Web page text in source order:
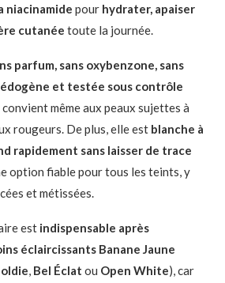
niacinamide pour hydrater, apaiser
cutanée toute la journée.
parfum, sans oxybenzone, sans
et testée sous contrôle
convient même aux peaux sujettes à
rougeurs. De plus, elle est blanche à
rapidement sans laisser de trace
option fiable pour tous les teints, y
et métissées.
est indispensable après
éclaircissants Banane Jaune
, Bel Éclat ou Open White), car